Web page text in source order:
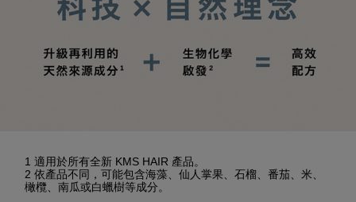
1 適用於所有全新 KMS HAIR 產品。
2 依產品不同，可能包含海藻、仙人掌果、石榴、番茄、米、
橄欖、南瓜或白蠟樹等成分。